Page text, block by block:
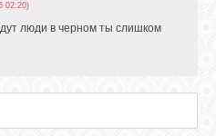
02:20)
люди в черном ты слишком